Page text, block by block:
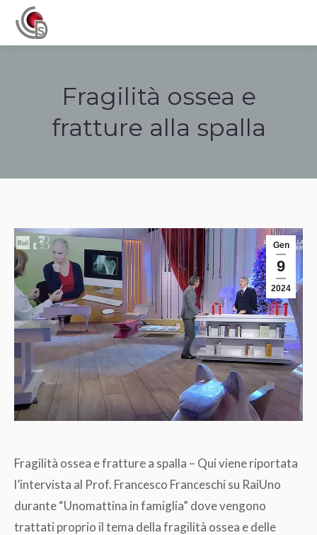
Fragilità ossea e
fratture alla spalla
Gen
9
2024
Fragilità ossea e fratture a spalla – Qui viene riportata
l’intervista al Prof. Francesco Franceschi su RaiUno
durante “Unomattina in famiglia” dove vengono
trattati proprio il tema della fragilità ossea e delle